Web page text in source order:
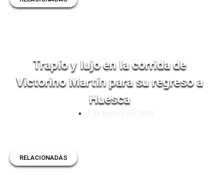
Trapío y lujo en la corrida de
Victorino Martín para su regreso a
Huesca
RELACIONADAS